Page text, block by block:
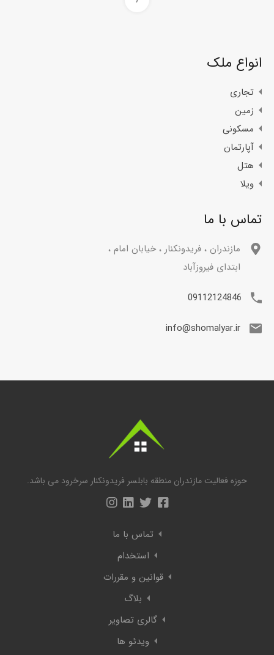
انواع ملک
تجاری
زمین
مسکونی
آپارتمان
هتل
ویلا
تماس با ما
مازندران ، فریدونکنار ، خیابان امام ،
ابتدای فیروزآباد
09112124846
info@shomalyar.ir
حوزه فعالیت مازندران منطقه بابلسر فریدونکنار سرخرود می باشد.
تماس با ما
استخدام
قوانین و مقررات
بلاگ
گالری تصاویر
ویدئو ها